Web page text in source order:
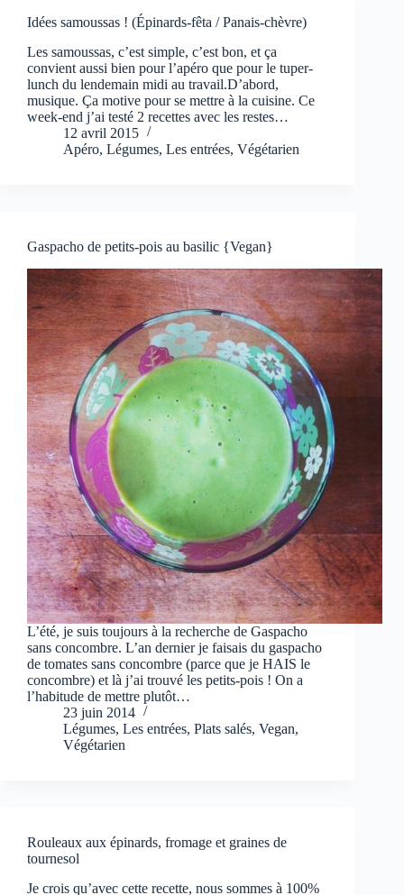
Idées samoussas ! (Épinards-fêta / Panais-chèvre)
Les samoussas, c’est simple, c’est bon, et ça
convient aussi bien pour l’apéro que pour le tuper-
lunch du lendemain midi au travail.D’abord,
musique. Ça motive pour se mettre à la cuisine. Ce
week-end j’ai testé 2 recettes avec les restes…
12 avril 2015
Apéro, Légumes, Les entrées, Végétarien
Gaspacho de petits-pois au basilic {Vegan}
L’été, je suis toujours à la recherche de Gaspacho
sans concombre. L’an dernier je faisais du gaspacho
de tomates sans concombre (parce que je HAIS le
concombre) et là j’ai trouvé les petits-pois ! On a
l’habitude de mettre plutôt…
23 juin 2014
Légumes, Les entrées, Plats salés, Vegan,
Végétarien
Rouleaux aux épinards, fromage et graines de
tournesol
Je crois qu’avec cette recette, nous sommes à 100%